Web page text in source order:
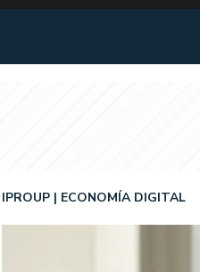
IPROUP ECONOMÍA DIGITAL